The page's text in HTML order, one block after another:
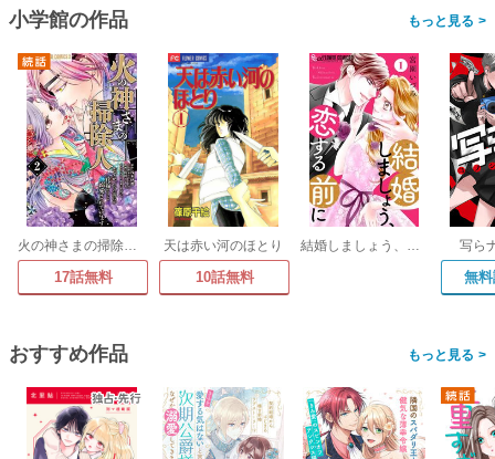
小学館の作品 >
火の神さまの掃除人ですが、いつの間にか花嫁として溺愛されています【単話】
17話無料
天は赤い河のほとり
10話無料
結婚しましょう、恋する前に【マイクロ】 写ら
無
おすすめ作品 >